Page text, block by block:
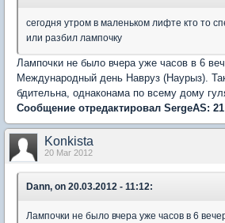
сегодня утром в маленьком лифте кто то
или разбил лампочку
Лампочки не было вчера уже часов в 6
Международный день Навруз (Наурыз).
бдительна, однаконама по всему дому
Сообщение отредактировал SergeAS:
Konkista
20 Mar 2012
Dann, on 20.03.2012 - 11:12:
Лампочки не было вчера уже часов в 6